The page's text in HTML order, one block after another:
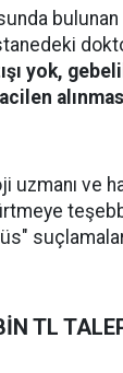
bulunan
yok,
uzmanı ve
TL